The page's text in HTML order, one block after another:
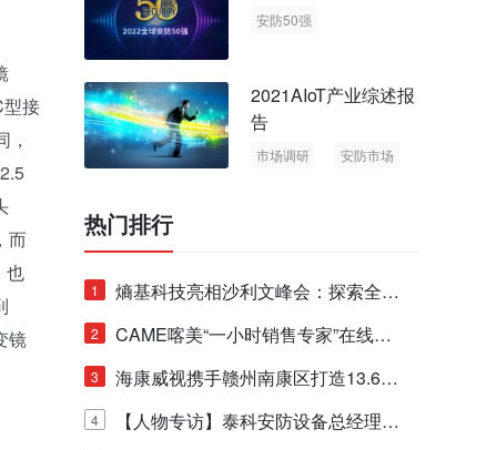
接
而
也
镜
安防50强
2021AIoT产业综述报
告
市场调研
安防市场
热门排行
1
熵基科技亮相沙利文峰会：探索全栈
脑机技术商业化生态新路径
2
CAME喀美“一小时销售专家”在线赋
能培训正式启动！
3
海康威视携手赣州南康区打造13.6公
里绿波网
4
【人物专访】泰科安防设备总经理张